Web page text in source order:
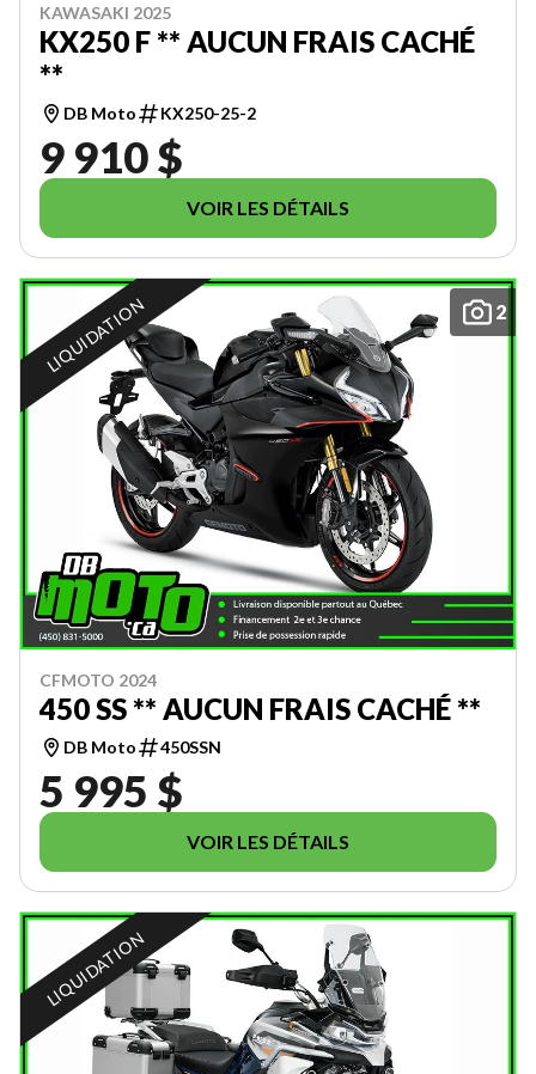
KAWASAKI 2025
KX250 F ** AUCUN FRAIS CACHÉ
**
DB Moto KX250-25-2
9 910 $
VOIR LES DÉTAILS
2
LIQUIDATION
CFMOTO 2024
450 SS ** AUCUN FRAIS CACHÉ **
DB Moto 450SSN
5 995 $
VOIR LES DÉTAILS
LIQUIDATION